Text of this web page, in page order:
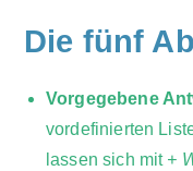
Die fünf
Vorgegebene
vordefinierten
lassen sich mit +